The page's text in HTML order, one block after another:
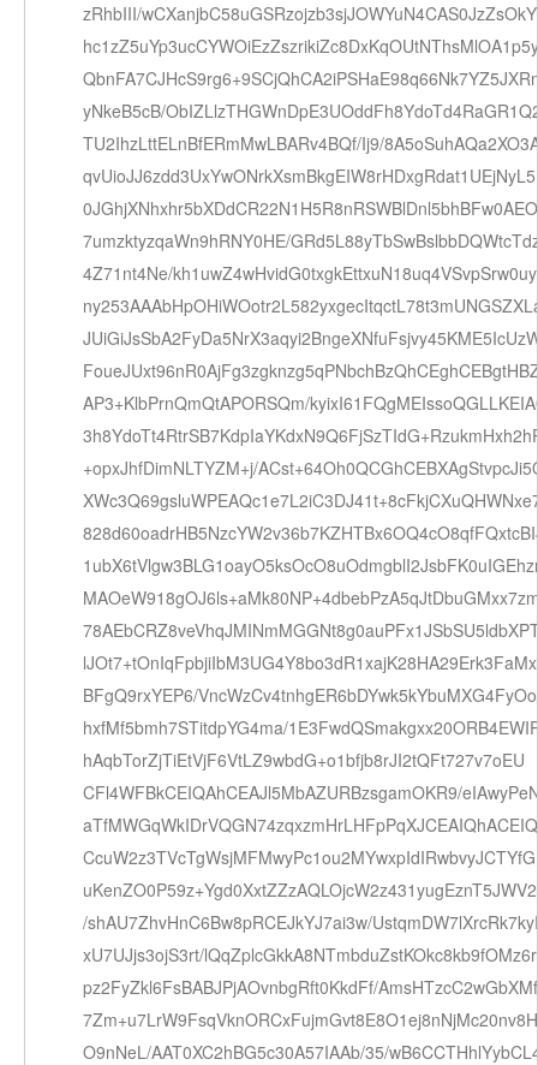
zRhbIII/
yNkeB5cB/
TU2IhzLttELnBfERmMwLBARv4BQf/Ij9/
7umzktyzqaWn9hRNY0HE/
4Z71nt4Ne/
AP3+KlbPrnQmQtAPORSQm/
+opxJhfDimNLTYZM+j/
BFgQ9rxYEP6/
hxfMf5bmh7STitdpYG4ma/
hAqbTorZjTiEtVjF6VtLZ9wbdG+o1bfjb8rJI2tQFt727v7oEU
CFl4WFBkCEIQAhCEAJl5MbAZURBzsgamOKR9/
/shAU7ZhvHnC6Bw8pRCEJkYJ7ai3w/
xU7UJjs3ojS3rt/lQqZplcGkkA8NTmbduZstKOkc8kb9fOMz6r
pz2FyZkl6FsBABJPjAOvnbgRft0KkdFf/
O9nNeL/AAT0XC2hBG5c30A57IAAb/35/